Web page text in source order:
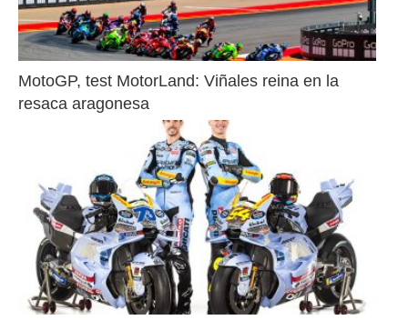
MotoGP, test MotorLand: Viñales reina en la
resaca aragonesa